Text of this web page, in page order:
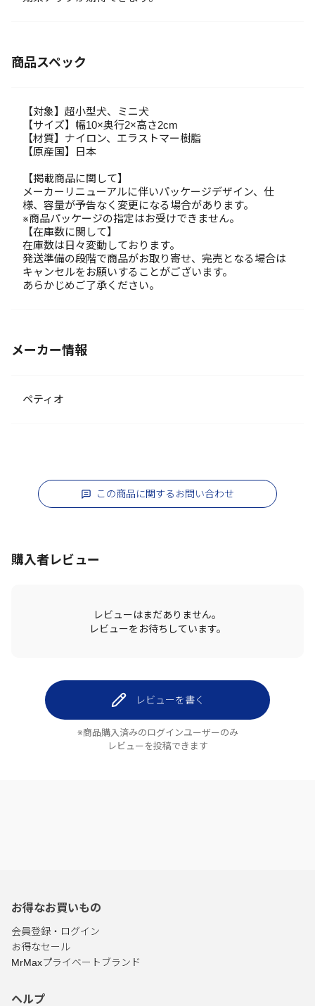
商品スペック
【対象】超小型犬、ミニ犬
【サイズ】幅10×奥行2×高さ2cm
【材質】ナイロン、エラストマー樹脂
【原産国】日本
【掲載商品に関して】
メーカーリニューアルに伴いパッケージデザイン、仕
様、容量が予告なく変更になる場合があります。
※商品パッケージの指定はお受けできません。
【在庫数に関して】
在庫数は日々変動しております。
発送準備の段階で商品がお取り寄せ、完売となる場合は
キャンセルをお願いすることがございます。
あらかじめご了承ください。
メーカー情報
ペティオ
この商品に関するお問い合わせ
購入者レビュー
レビューはまだありません。
レビューをお待ちしています。
レビューを書く
※商品購入済みのログインユーザーのみ
レビューを投稿できます
お得なお買いもの
会員登録・ログイン
お得なセール
MrMaxプライベートブランド
ヘルプ